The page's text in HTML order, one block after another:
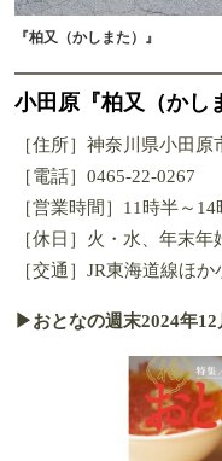
『柏又（かしまた）』
小田原『柏又（かし
［住所］神奈川県小田原
［電話］0465-22-0267
［営業時間］11時半～
［休日］火・水、年末年
［交通］JR東海道線ほ
▶おとなの週末2024年12